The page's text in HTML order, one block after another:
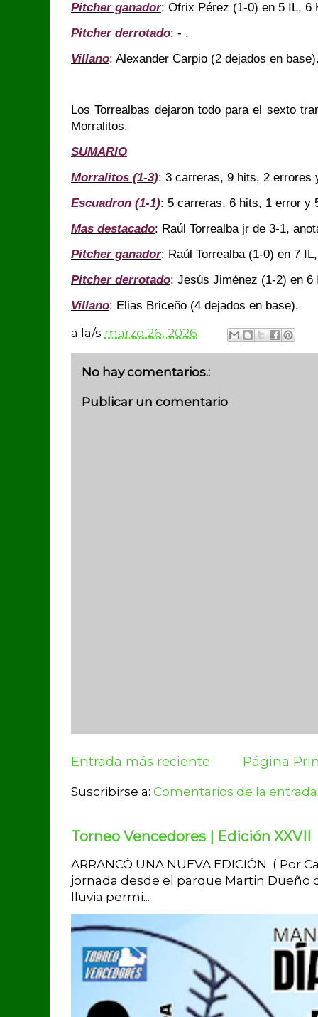
Pitcher ganador: Ofrix Pérez (1-0) en 5 IL, 6
Pitcher derrotado: - .
Villano: Alexander Carpio (2 dejados en
Los Torrealbas dejaron todo para el sexto
Morralitos.
SUMARIO
Morralitos (1-3): 3 carreras, 9 hits, 2 errores
Escuadron (1-1): 5 carreras, 6 hits, 1 error y
Mas destacado: Raúl Torrealba jr de 3-1,
Pitcher ganador: Raúl Torrealba (1-0) en 7
Pitcher derrotado: Jesús Jiménez (1-2) en 6
Villano: Elias Briceño (4 dejados en base).
a la/s marzo 26, 2026
No hay comentarios.:
Publicar un comentario
Entrada más reciente Página
Suscribirse a: Comentarios de la
Torneo Vencedores | Edición XXVII
ARRANCÓ UNA NUEVA EDICIÓN ( Por
jornada desde el parque Martin Dueño
lluvia permi...